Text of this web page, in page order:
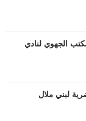
الجهوي لنادي